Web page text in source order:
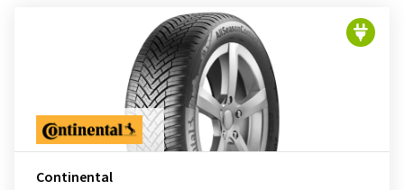
Continental